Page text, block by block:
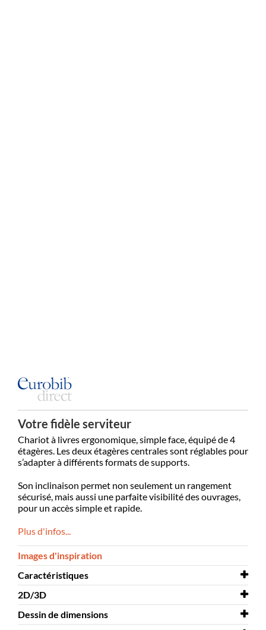
Votre fidèle serviteur
Chariot à livres ergonomique, simple face, équipé de 4
étagères. Les deux étagères centrales sont réglables pour
s’adapter à différents formats de supports.
Son inclinaison permet non seulement un rangement
sécurisé, mais aussi une parfaite visibilité des ouvrages,
pour un accès simple et rapide.
Plus d'infos...
Images d'inspiration
Caractéristiques
Largeur
Profondeur
505 mm
2D/3D
2D/3D Halland 3D.dwg
Dessin de dimensions